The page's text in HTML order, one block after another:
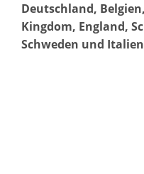
Deutschland,
Kingdom, England,
Schweden und Italien